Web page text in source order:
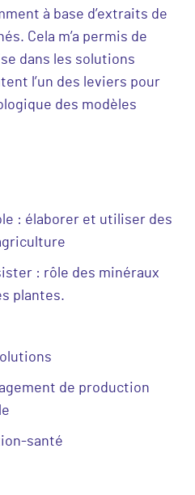
à base d’extraits de
Cela m’a permis de
dans les solutions
l’un des leviers pour
des modèles
: élaborer et utiliser des
: rôle des minéraux
plantes.
de production
santé